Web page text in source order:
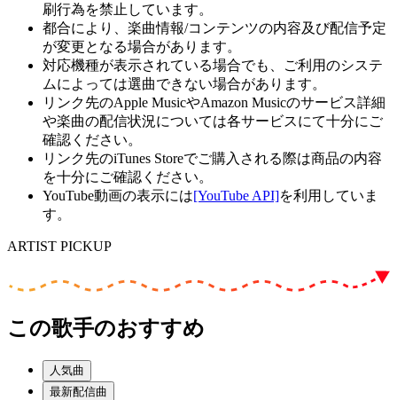
刷行為を禁止しています。
都合により、楽曲情報/コンテンツの内容及び配信予定
が変更となる場合があります。
対応機種が表示されている場合でも、ご利用のシステ
ムによっては選曲できない場合があります。
リンク先のApple MusicやAmazon Musicのサービス詳細
や楽曲の配信状況については各サービスにて十分にご
確認ください。
リンク先のiTunes Storeでご購入される際は商品の内容
を十分にご確認ください。
YouTube動画の表示には[YouTube API]を利用していま
す。
ARTIST PICKUP
この歌手のおすすめ
人気曲
最新配信曲